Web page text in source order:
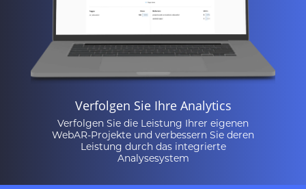
Verfolgen Sie Ihre Analytics
Verfolgen Sie die Leistung Ihrer eigenen
WebAR-Projekte und verbessern Sie deren
Leistung durch das integrierte
Analysesystem